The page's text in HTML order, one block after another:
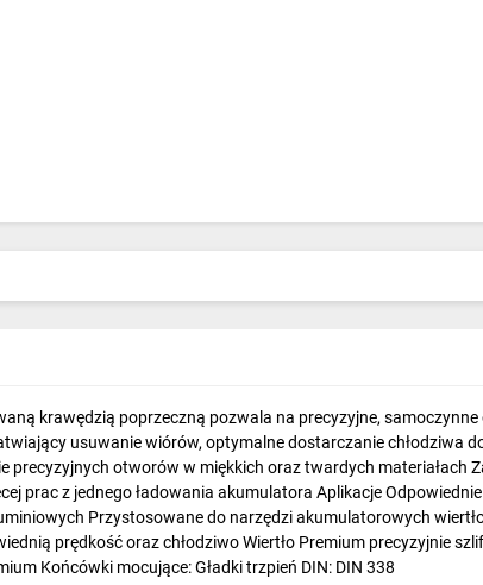
krawędzią poprzeczną pozwala na precyzyjne,
usuwanie wiórów, optymalne dostarczanie chłodziwa
otworów w miękkich oraz twardych materiałach
prac z jednego ładowania akumulatora Aplikacje
Przystosowane do narzędzi akumulatorowych
prędkość oraz chłodziwo Wiertło Premium precyzyjnie
Końcówki mocujące: Gładki trzpień DIN: DIN 338